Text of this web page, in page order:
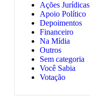
Ações Jurídicas
Apoio Político
Depoimentos
Financeiro
Na Mídia
Outros
Sem categoria
Você Sabia
Votação